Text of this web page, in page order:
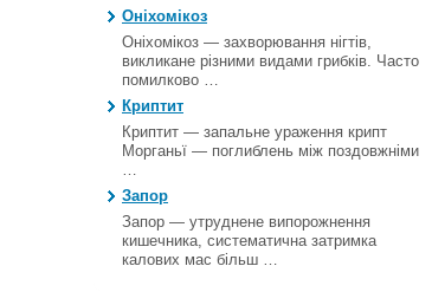
Оніхомікоз
Оніхомікоз — захворювання нігтів,
викликане різними видами грибків. Часто
помилково …
Криптит
Криптит — запальне ураження крипт
Морганьї — поглиблень між поздовжніми
…
Запор
Запор — утруднене випорожнення
кишечника, систематична затримка
калових мас більш …